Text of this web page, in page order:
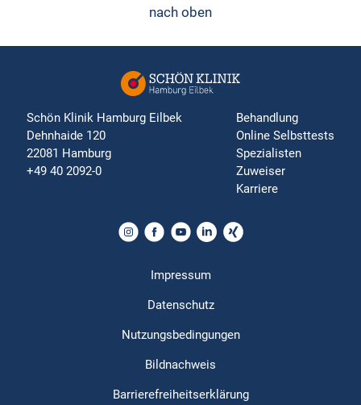
nach oben
Schön Klinik Hamburg Eilbek
Dehnhaide 120
22081 Hamburg
+49 40 2092-0
Behandlung
Online Selbsttests
Spezialisten
Zuweiser
Karriere
Impressum
Datenschutz
Nutzungsbedingungen
Bildnachweis
Barrierefreiheitserklärung